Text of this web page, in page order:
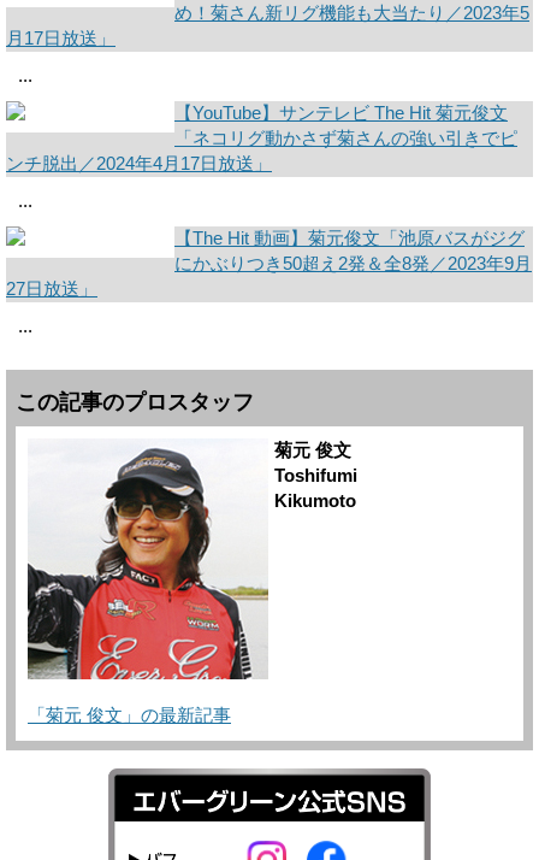
め！菊さん新リグ機能も大当たり／2023年5
月17日放送」
...
【YouTube】サンテレビ The Hit 菊元俊文
「ネコリグ動かさず菊さんの強い引きでピ
ンチ脱出／2024年4月17日放送」
...
【The Hit 動画】菊元俊文「池原バスがジグ
にかぶりつき50超え2発＆全8発／2023年9月
27日放送」
...
この記事のプロスタッフ
菊元 俊文
Toshifumi
Kikumoto
「菊元 俊文」の最新記事